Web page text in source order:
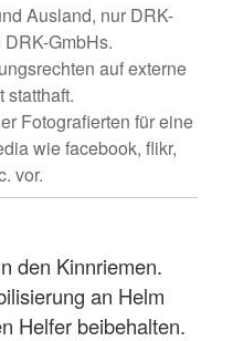
Ausland, nur DRK-
GmbHs.
auf externe
statthaft.
Fotografierten für eine
wie facebook, flikr,
vor.
den Kinnriemen.
an Helm
Helfer beibehalten.